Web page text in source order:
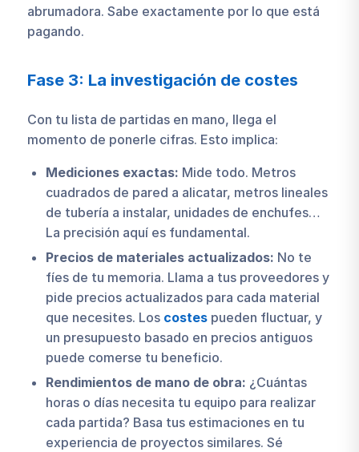
abrumadora. Sabe exactamente por lo que está
pagando.
Fase 3: La investigación de costes
Con tu lista de partidas en mano, llega el
momento de ponerle cifras. Esto implica:
Mediciones exactas: Mide todo. Metros
cuadrados de pared a alicatar, metros lineales
de tubería a instalar, unidades de enchufes…
La precisión aquí es fundamental.
Precios de materiales actualizados: No te
fíes de tu memoria. Llama a tus proveedores y
pide precios actualizados para cada material
que necesites. Los costespueden fluctuar, y
un presupuesto basado en precios antiguos
puede comerse tu beneficio.
Rendimientos de mano de obra: ¿Cuántas
horas o días necesita tu equipo para realizar
cada partida? Basa tus estimaciones en tu
experiencia de proyectos similares. Sé